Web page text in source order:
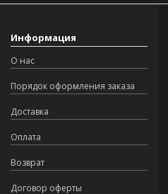
Информация
О нас
Порядок оформления заказа
Доставка
Оплата
Возврат
Договор оферты